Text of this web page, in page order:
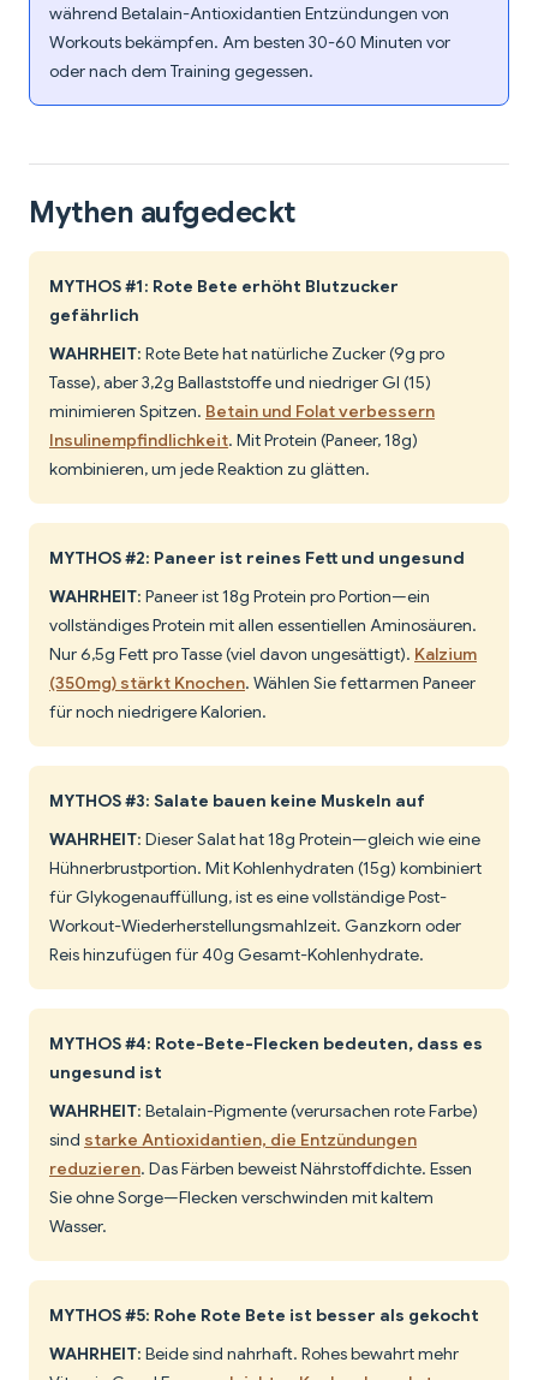
während Betalain-Antioxidantien Entzündungen von
Workouts bekämpfen. Am besten 30-60 Minuten vor
oder nach dem Training gegessen.
Mythen aufgedeckt
MYTHOS #1: Rote Bete erhöht Blutzucker
gefährlich
WAHRHEIT: Rote Bete hat natürliche Zucker (9g pro
Tasse), aber 3,2g Ballaststoffe und niedriger GI (15)
minimieren Spitzen. Betain und Folat verbessern
Insulinempfindlichkeit. Mit Protein (Paneer, 18g)
kombinieren, um jede Reaktion zu glätten.
MYTHOS #2: Paneer ist reines Fett und ungesund
WAHRHEIT: Paneer ist 18g Protein pro Portion—ein
vollständiges Protein mit allen essentiellen Aminosäuren.
Nur 6,5g Fett pro Tasse (viel davon ungesättigt). Kalzium
(350mg) stärkt Knochen. Wählen Sie fettarmen Paneer
für noch niedrigere Kalorien.
MYTHOS #3: Salate bauen keine Muskeln auf
WAHRHEIT: Dieser Salat hat 18g Protein—gleich wie eine
Hühnerbrustportion. Mit Kohlenhydraten (15g) kombiniert
für Glykogenauffüllung, ist es eine vollständige Post-
Workout-Wiederherstellungsmahlzeit. Ganzkorn oder
Reis hinzufügen für 40g Gesamt-Kohlenhydrate.
MYTHOS #4: Rote-Bete-Flecken bedeuten, dass es
ungesund ist
WAHRHEIT: Betalain-Pigmente (verursachen rote Farbe)
sind starke Antioxidantien, die Entzündungen
reduzieren. Das Färben beweist Nährstoffdichte. Essen
Sie ohne Sorge—Flecken verschwinden mit kaltem
Wasser.
MYTHOS #5: Rohe Rote Bete ist besser als gekocht
WAHRHEIT: Beide sind nahrhaft. Rohes bewahrt mehr